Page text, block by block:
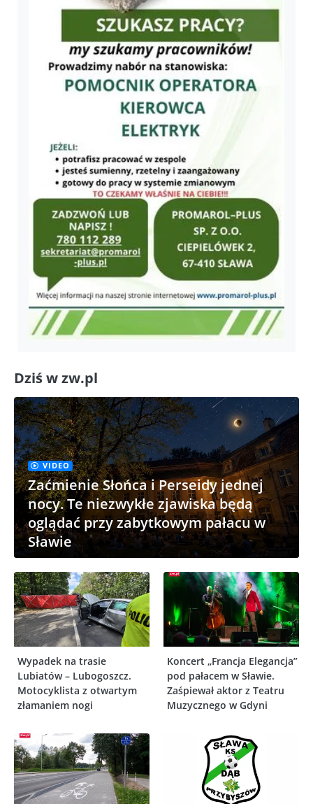
Dziś w zw.pl
VIDEO
Zaćmienie Słońca i Perseidy jednej
nocy. Te niezwykłe zjawiska będą
oglądać przy zabytkowym pałacu w
Sławie
Wypadek na trasie
Lubiatów – Lubogoszcz.
Motocyklista z otwartym
złamaniem nogi
Koncert „Francja Elegancja”
pod pałacem w Sławie.
Zaśpiewał aktor z Teatru
Muzycznego w Gdyni